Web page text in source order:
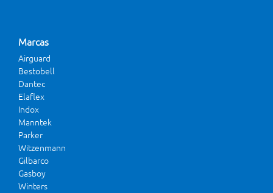
Marcas
Airguard
Bestobell
Dantec
Elaflex
Indox
Manntek
Parker
Witzenmann
Gilbarco
Gasboy
Winters